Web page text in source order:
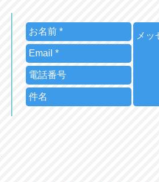
7/26（日）20時＠オンライン